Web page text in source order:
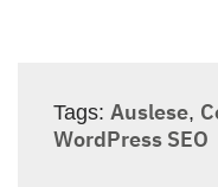
Tags: Auslese,
WordPress SEO